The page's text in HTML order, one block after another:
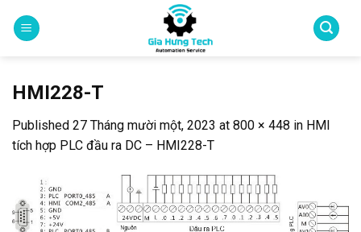
HMI228-T
Published 27 Tháng mười một, 2023 at 800 × 448 in HMI
tích hợp PLC đầu ra DC – HMI228-T